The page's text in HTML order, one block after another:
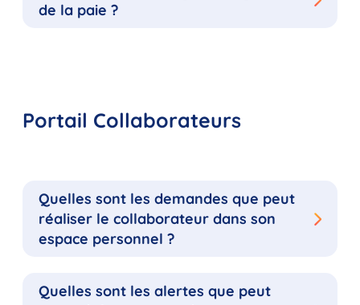
de la paie ?
Portail Collaborateurs
Quelles sont les demandes que peut
réaliser le collaborateur dans son
espace personnel ?
Quelles sont les alertes que peut